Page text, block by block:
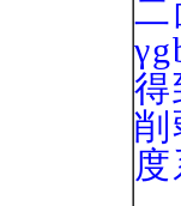
二
得
削